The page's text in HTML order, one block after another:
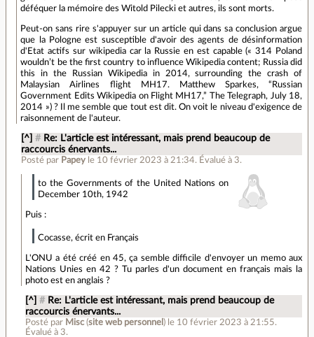
déféquer la mémoire des Witold Pilecki et autres, ils sont morts.
Peut-on sans rire s'appuyer sur un article qui dans sa conclusion argue
que la Pologne est susceptible d'avoir des agents de désinformation
d'Etat actifs sur wikipedia car la Russie en est capable (« 314 Poland
wouldn’t be the first country to influence Wikipedia content; Russia did
this in the Russian Wikipedia in 2014, surrounding the crash of
Malaysian Airlines flight MH17. Matthew Sparkes, “Russian
Government Edits Wikipedia on Flight MH17,” The Telegraph, July 18,
2014 ») ? Il me semble que tout est dit. On voit le niveau d'exigence de
raisonnement de l'auteur.
[^] # Re: L'article est intéressant, mais prend beaucoup de
raccourcis énervants...
Posté par Papey le 10 février 2023 à 21:34. Évalué à 3.
to the Governments of the United Nations on
December 10th, 1942
Puis :
Cocasse, écrit en Français
L'ONU a été créé en 45, ça semble difficile d'envoyer un memo aux
Nations Unies en 42 ? Tu parles d'un document en français mais la
photo est en anglais ?
[^] # Re: L'article est intéressant, mais prend beaucoup de
raccourcis énervants...
Posté par Misc(site web personnel ) le 10 février 2023 à 21:55.
Évalué à 3.